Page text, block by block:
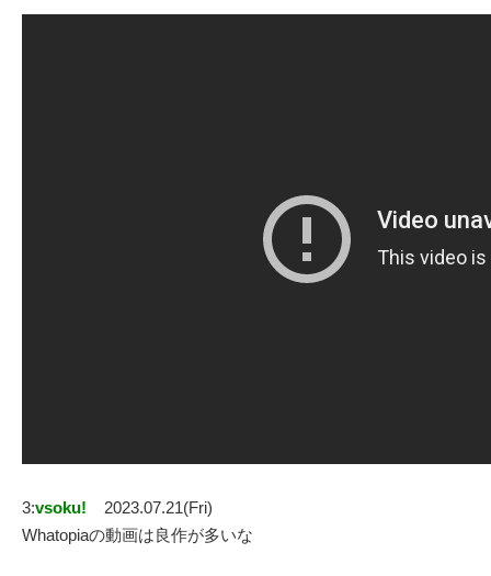
3:vsoku!
2023.07.21(Fri)
Whatopiaの動画は良作が多いな